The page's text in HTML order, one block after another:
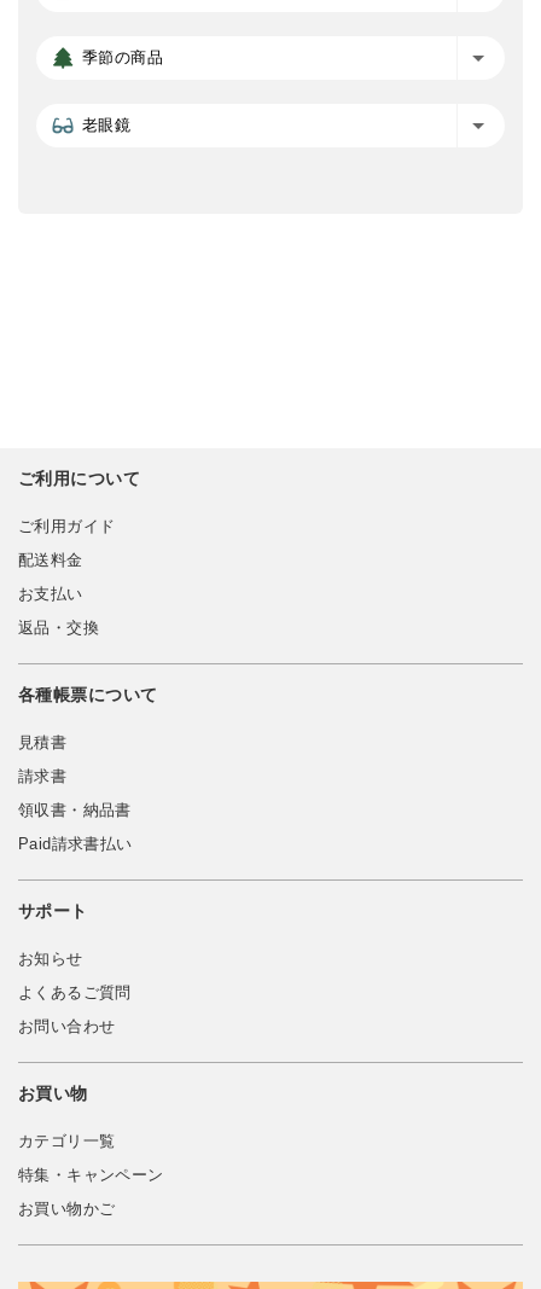
季節の商品
老眼鏡
ご利用について
ご利用ガイド
配送料金
お支払い
返品・交換
各種帳票について
見積書
請求書
領収書・納品書
Paid請求書払い
サポート
お知らせ
よくあるご質問
お問い合わせ
お買い物
カテゴリ一覧
特集・キャンペーン
お買い物かご